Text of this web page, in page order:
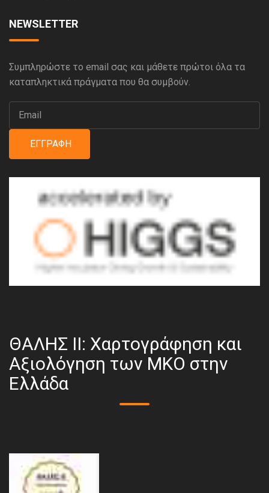
NEWSLETTER
Συμπληρώστε το email σας και μάθετε πρώτοι όλα τα
καταπληκτικά πράγματα που θα συμβούν.
ΕΓΓΡΑΦΉ
ΘΑΛΗΣ ΙΙ: Χαρτογράφηση και
Αξιολόγηση των ΜΚΟ στην
Ελλάδα